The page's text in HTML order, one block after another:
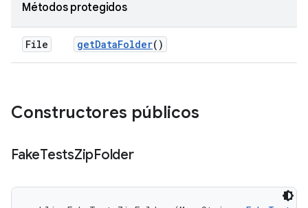
Métodos protegidos
File getDataFolder()
Constructores públicos
FakeTestsZipFolder